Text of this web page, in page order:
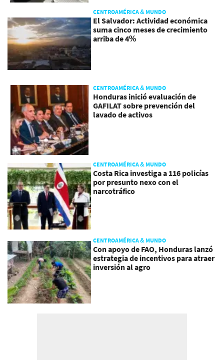
CENTROAMÉRICA & MUNDO
El Salvador: Actividad económica
suma cinco meses de crecimiento
arriba de 4%
CENTROAMÉRICA & MUNDO
Honduras inició evaluación de
GAFILAT sobre prevención del
lavado de activos
CENTROAMÉRICA & MUNDO
Costa Rica investiga a 116 policías
por presunto nexo con el
narcotráfico
CENTROAMÉRICA & MUNDO
Con apoyo de FAO, Honduras lanzó
estrategia de incentivos para atraer
inversión al agro